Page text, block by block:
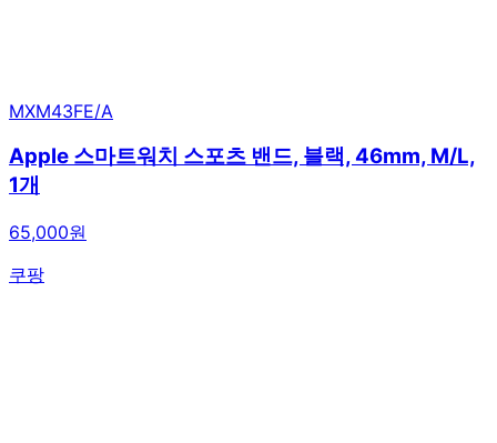
MXM43FE/A
Apple 스마트워치 스포츠 밴드, 블랙, 46mm, M/L,
1개
65,000원
쿠팡